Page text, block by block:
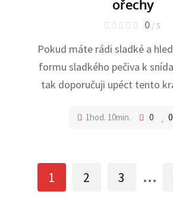
ořechy
0 / 5
Pokud máte rádi sladké a
formu sladkého pečiva k
tak doporučuji upéct tento
1hod. 10min. 0 0
1 2 3 ...